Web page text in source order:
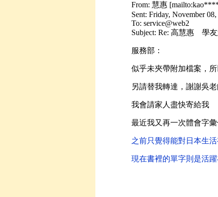
From: 慧惠
Sent: Friday, November
To: service@web2
Subject: Re: 高慧惠 學
服務部：
似乎未夾帶附加檔案，
另請替我轉達，謝謝吳
我會請家人盡快寄給我
最近我又再一次體會字
之前只覺得能對日本生
現在書裡的單字則是活